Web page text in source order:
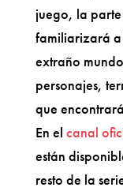
juego, la
familiarizará a
extraño
personajes,
que
En el canal
están
resto de la